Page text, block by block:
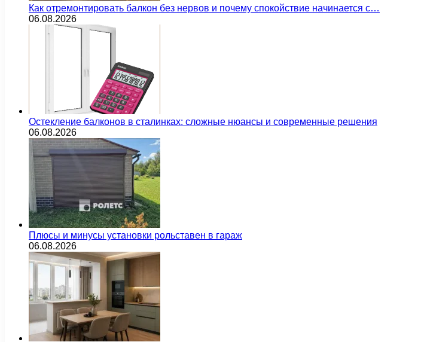
Как отремонтировать балкон без нервов и почему спокойствие начинается с…
06.08.2026
Остекление балконов в сталинках: сложные нюансы и современные решения
06.08.2026
Плюсы и минусы установки рольставен в гараж
06.08.2026